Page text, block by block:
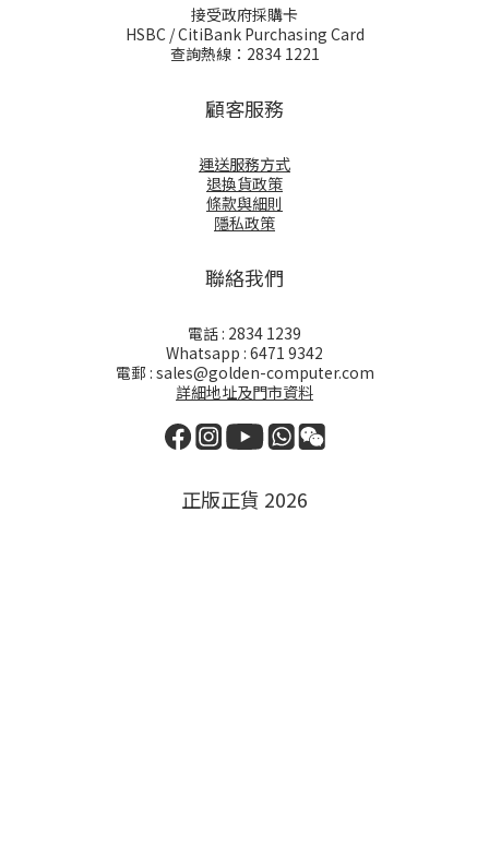
接受政府採購卡
HSBC / CitiBank Purchasing Card
查詢熱線：2834 1221
顧客服務
運送服務方式
退換貨政策
條款與細則
隱私政策
聯絡我們
電話 : 2834 1239
Whatsapp : 6471 9342
電郵 : sales@golden-computer.com
詳細地址及門市資料
正版正貨 2026